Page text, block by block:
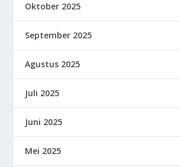
Oktober 2025
September 2025
Agustus 2025
Juli 2025
Juni 2025
Mei 2025